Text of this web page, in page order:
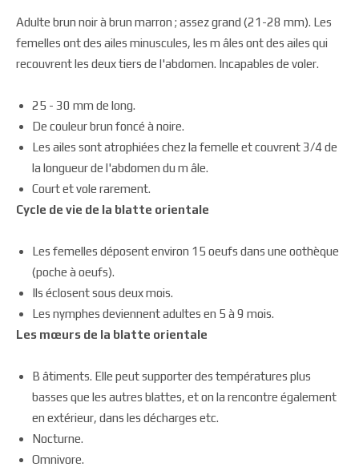
Adulte brun noir à brun marron ; assez grand (21-28 mm). Les
femelles ont des ailes minuscules, les m âles ont des ailes qui
recouvrent les deux tiers de l'abdomen. Incapables de voler.
25 - 30 mm de long.
De couleur brun foncé à noire.
Les ailes sont atrophiées chez la femelle et couvrent 3/4 de
la longueur de l'abdomen du m âle.
Court et vole rarement.
Cycle de vie de la blatte orientale
Les femelles déposent environ 15 oeufs dans une oothèque
(poche à oeufs).
Ils éclosent sous deux mois.
Les nymphes deviennent adultes en 5 à 9 mois.
Les mœurs de la blatte orientale
B âtiments. Elle peut supporter des températures plus
basses que les autres blattes, et on la rencontre également
en extérieur, dans les décharges etc.
Nocturne.
Omnivore.